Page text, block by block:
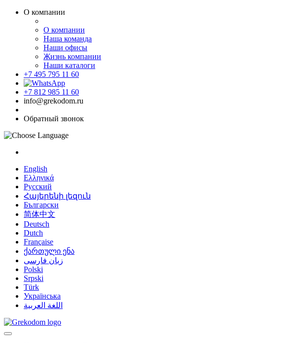
О компании
О компании
Наша команда
Наши офисы
Жизнь компании
Наши каталоги
+7 495 795 11 60
+7 812 985 11 60
info@grekodom.ru
Обратный звонок
English
Ελληνικά
Русский
Հայերենի լեզուն
Български
简体中文
Deutsch
Dutch
Française
ქართული ენა
زبان فارسی
Polski
Srpski
Türk
Українська
اللغة العربية